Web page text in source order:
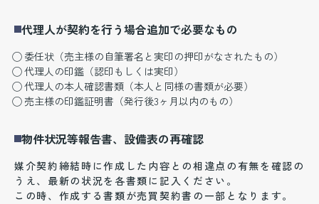
代理人が契約を行う場合追加で必要なもの
委任状（売主様の自筆署名と実印の押印がなされたもの）
代理人の印鑑（認印もしくは実印）
代理人の本人確認書類（本人と同様の書類が必要）
売主様の印鑑証明書（発行後3ヶ月以内のもの）
物件状況等報告書、設備表の再確認
媒介契約締結時に作成した内容との相違点の有無を確認の
うえ、最新の状況を各書類に記入ください。
この時、作成する書類が売買契約書の一部となります。